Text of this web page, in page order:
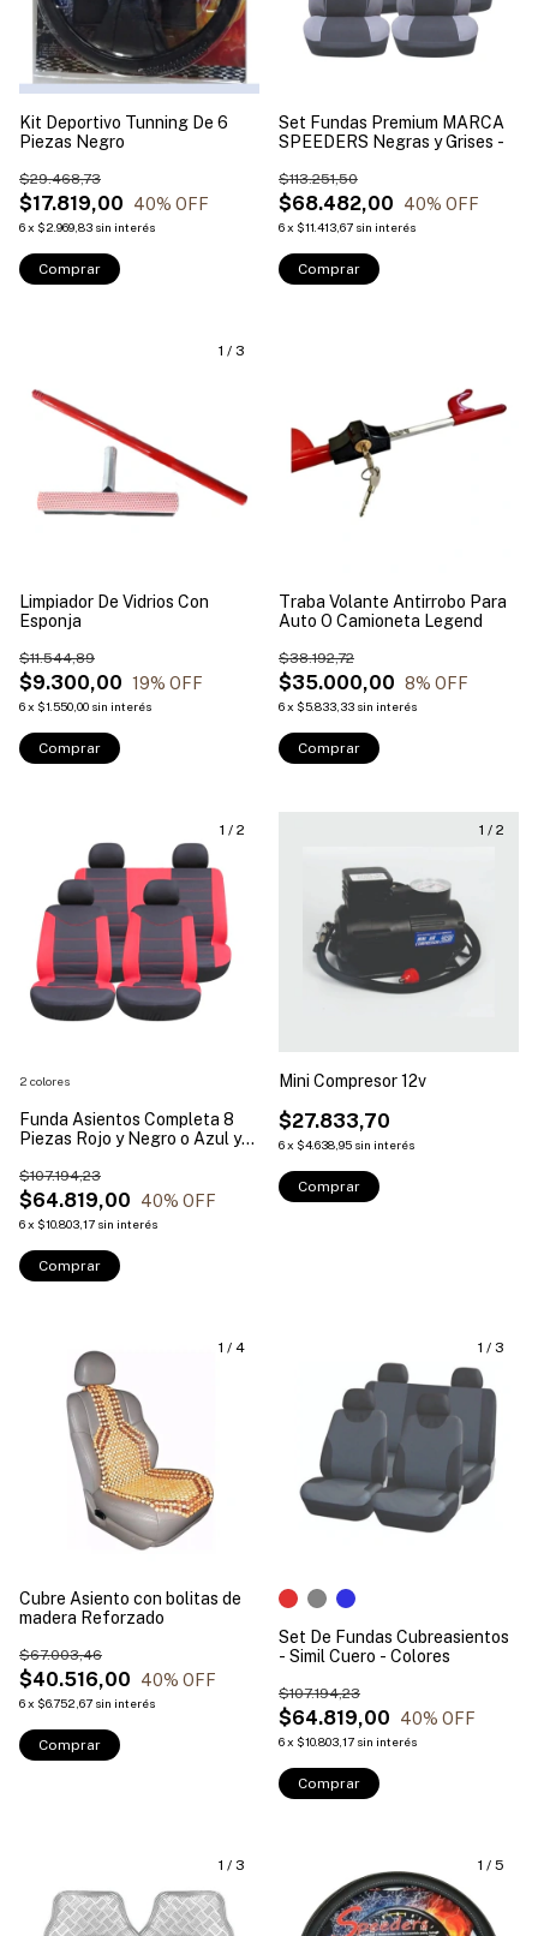
Kit Deportivo Tunning De 6
Piezas Negro
$17.819,00
$29.468,73
40% OFF
6x $2.969,83 sin interés
Set Fundas Premium MARCA
SPEEDERS Negras y Grises -
$68.482,00
$113.251,50
40% OFF
6x $11.413,67 sin interés
Comprar
1 / 3
Limpiador De Vidrios Con
Esponja
$9.300,00
$11.544,89
19% OFF
6x $1.550,00 sin interés
Traba Volante Antirrobo Para
Auto O Camioneta Legend
$35.000,00
$38.192,72
8% OFF
6x $5.833,33 sin interés
1 / 2
Funda Asientos Completa 8
Piezas Rojo y Negro o Azul y
$64.819,00
$107.194,23
40% OFF
6x $10.803,17 sin interés
2 colores
Comprar
1 / 2
Mini Compresor 12v
$27.833,70
6x $4.638,95 sin interés
Comprar
1 / 4
Cubre Asiento con bolitas de
madera Reforzado
$40.516,00
$67.003,46
40% OFF
6x $6.752,67 sin interés
Comprar
1 / 3
Set De Fundas Cubreasientos
- Simil Cuero - Colores
$64.819,00
$107.194,23
40% OFF
6x $10.803,17 sin interés
Comprar
1 / 3 1 / 5